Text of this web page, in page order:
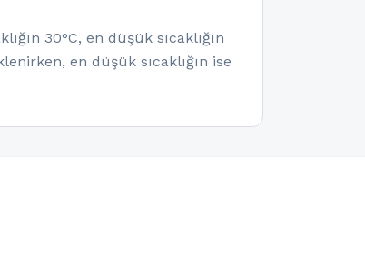
30°C, en düşük sıcaklığın
en düşük sıcaklığın ise